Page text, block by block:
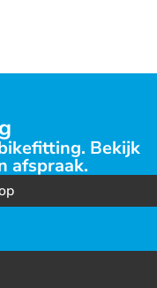
Bekijk
afspraak.